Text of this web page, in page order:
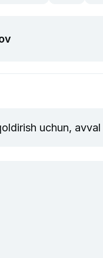
uchun, avval